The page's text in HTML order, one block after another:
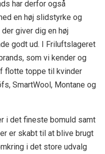
har derfor også
en høj slidstyrke og
giver dig en høj
godt ud. I Friluftslageret
som vi kender og
flotte toppe til kvinder
SmartWool, Montane og
i det fineste bomuld samt
er skabt til at blive brugt
i det store udvalg